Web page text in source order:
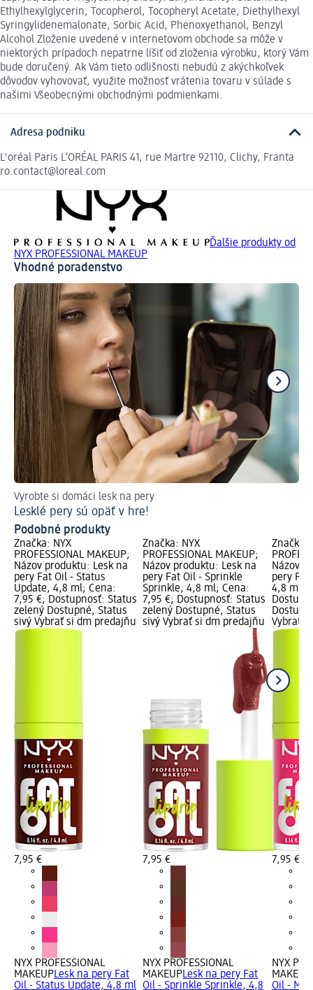
Ethylhexylglycerin, Tocopherol, Tocopheryl Acetate, Diethylhexyl
Syringylidenemalonate, Sorbic Acid, Phenoxyethanol, Benzyl
Alcohol Zloženie uvedené v internetovom obchode sa môže v
niektorých prípadoch nepatrne líšiť od zloženia výrobku, ktorý Vám
bude doručený. Ak Vám tieto odlišnosti nebudú z akýchkoľvek
dôvodov vyhovovať, využite možnosť vrátenia tovaru v súlade s
našimi Všeobecnými obchodnými podmienkami.
Adresa podniku
L'oréal Paris L’ORÉAL PARIS 41, rue Martre 92110, Clichy, Franta
ro.contact@loreal.com
Ďalšie produkty od
NYX PROFESSIONAL MAKEUP
Vhodné poradenstvo
Vyrobte si domáci lesk na pery
Lesklé pery sú opäť v hre!
Podobné produkty
Značka: NYX
PROFESSIONAL MAKEUP;
Názov produktu: Lesk na
pery Fat Oil - Status
Update, 4,8 ml; Cena:
7,95 €; Dostupnosť: Status
zelený Dostupné, Status
sivý Vybrať si dm predajňu
7,95 €
NYX PROFESSIONAL
MAKEUPLesk na pery Fat
Oil - Status Update, 4,8 ml
Značka: NYX
PROFESSIONAL MAKEUP;
Názov produktu: Lesk na
pery Fat Oil - Sprinkle
Sprinkle, 4,8 ml; Cena:
7,95 €; Dostupnosť: Status
zelený Dostupné, Status
sivý Vybrať si dm predajňu
7,95 €
NYX PROFESSIONAL
MAKEUPLesk na pery Fat
Oil - Sprinkle Sprinkle, 4,8
Značka:
Názov
pery Fat
4,8 ml;
Vybrať
7,95 €
NYX
MAKEUP
Oil -